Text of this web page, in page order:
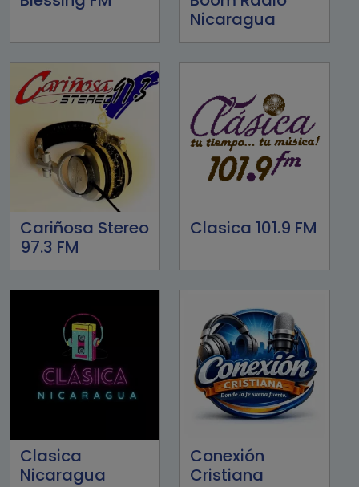
Nicaragua
Cariñosa Stereo
97.3 FM
Clasica 101.9 FM
Clasica
Nicaragua
Conexión
Cristiana